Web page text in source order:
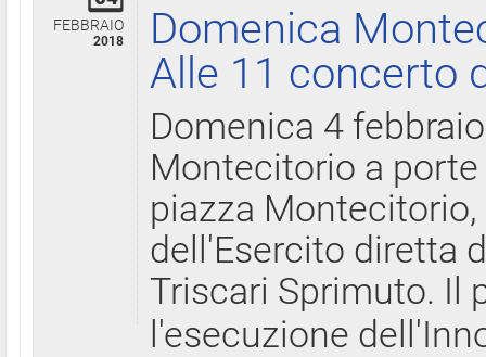
FEBBRAIO
2018
Domenica
Alle 11 concerto
Domenica 4
Montecitorio a
piazza
dell'Esercito diretta
Triscari Sprimuto. Il
l'esecuzione